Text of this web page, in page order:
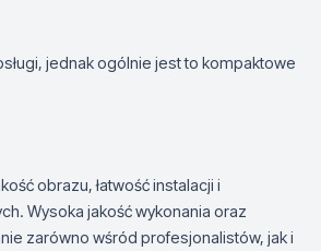
jednak ogólnie jest to kompaktowe
obrazu, łatwość instalacji i
Wysoka jakość wykonania oraz
zarówno wśród profesjonalistów, jak i